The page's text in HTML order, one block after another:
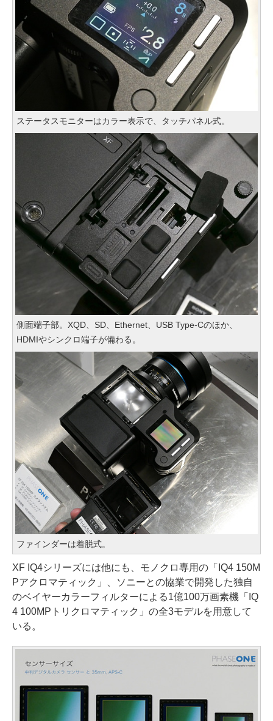
ステータスモニターはカラー表示で、タッチパネル式。
側面端子部。XQD、SD、Ethernet、USB Type-Cのほか、
HDMIやシンクロ端子が備わる。
ファインダーは着脱式。
XF IQ4シリーズには他にも、モノクロ専用の「IQ4 150M
Pアクロマティック」、ソニーとの協業で開発した独自
のベイヤーカラーフィルターによる1億100万画素機「IQ
4 100MPトリクロマティック」の全3モデルを用意して
いる。